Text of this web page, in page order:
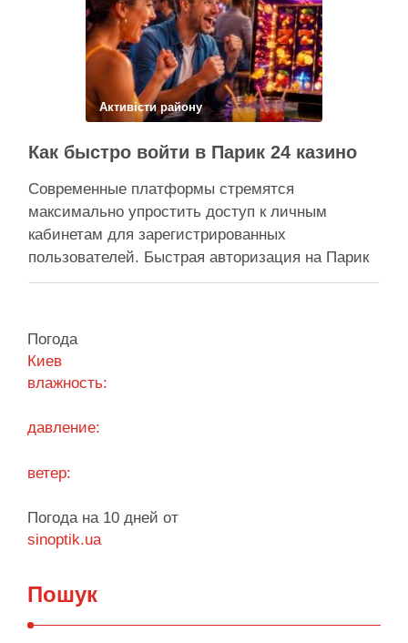
забудувати зелені схили Подільська окружна
прокуратура міста Києва подала до суду …
Поділитися у соцмережах:
Активісти району
Как быстро войти в Парик 24 казино
Современные платформы стремятся
максимально упростить доступ к личным
кабинетам для зарегистрированных
пользователей. Быстрая авторизация на Парик
24 казино позволяет клиентам мгновенно
система авторизации надежно защищает
персональные данные, сохраняя высокую
скорость обработки запросов при каждом входе.
Погода
Киев
влажность:
давление:
ветер:
Погода на 10 дней от
sinoptik.ua
Пошук